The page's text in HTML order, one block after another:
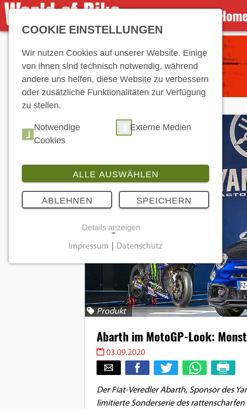
Produkt
Abarth im MotoGP-Look:
03.09.2020
Der Fiat-Veredler Abarth, Sponsor des
limitierte Sonderserie des
COOKIE EINSTELLUNGEN
Wir nutzen Cookies auf unserer Website. Einige
von ihnen sind technisch notwendig, während
andere uns helfen, diese Website zu verbessern
oder zusätzliche Funktionalitäten zur Verfügung
zu stellen.
Notwendige
Cookies
Externe Medien
ALLE AUSWÄHLEN
ABLEHNEN SPEICHERN
Details anzeigen
Notwendige Cookies ermöglichen
grundlegende Funktionen und sind für die
einwandfreie Funktion der Website
Einverständnis-Cookie
Dieser Cookie speichert die
Impressum Datenschutz